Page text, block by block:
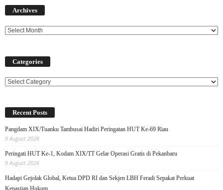
Archives
Categories
Categories
Recent Posts
Pangdam XIX/Tuanku Tambusai Hadiri Peringatan HUT Ke-69 Riau
9 August 2026
Peringati HUT Ke-1, Kodam XIX/TT Gelar Operasi Gratis di Pekanbaru
9 August 2026
Hadapi Gejolak Global, Ketua DPD RI dan Sekjen LBH Feradi Sepakat Perkuat
Kepastian Hukum